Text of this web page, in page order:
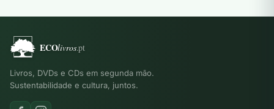
Livros, DVDs e CDs em segunda mão.
Sustentabilidade e cultura, juntos.